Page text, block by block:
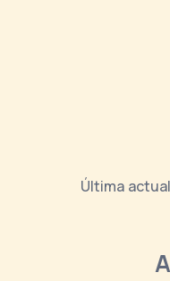
Última